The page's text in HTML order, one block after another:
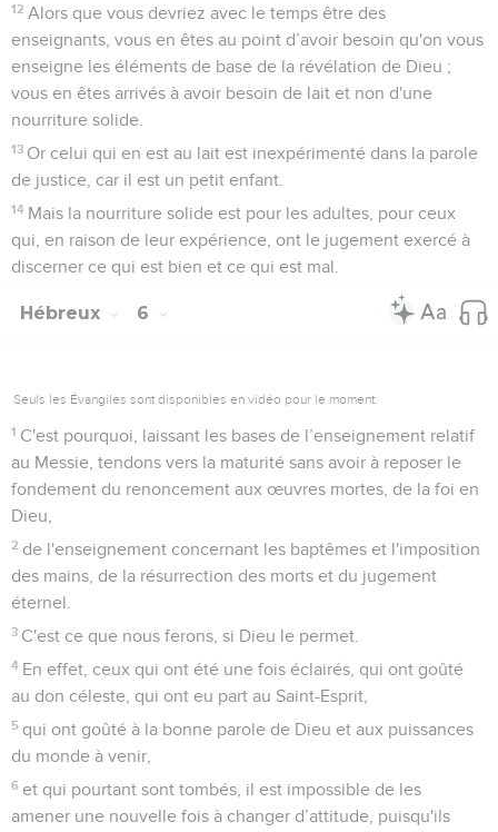
12 Alors que vous devriez avec le temps être des
enseignants, vous en êtes au point d’avoir besoin qu'on vous
enseigne les éléments de base de la révélation de Dieu ;
vous en êtes arrivés à avoir besoin de lait et non d'une
nourriture solide.
13 Or celui qui en est au lait est inexpérimenté dans la parole
de justice, car il est un petit enfant.
14 Mais la nourriture solide est pour les adultes, pour ceux
qui, en raison de leur expérience, ont le jugement exercé à
discerner ce qui est bien et ce qui est mal.
Hébreux 6
Seuls les Évangiles sont disponibles en vidéo pour le moment.
1 C'est pourquoi, laissant les bases de l’enseignement relatif
au Messie, tendons vers la maturité sans avoir à reposer le
fondement du renoncement aux œuvres mortes, de la foi en
Dieu,
2 de l'enseignement concernant les baptêmes et l'imposition
des mains, de la résurrection des morts et du jugement
éternel.
3 C'est ce que nous ferons, si Dieu le permet.
4 En effet, ceux qui ont été une fois éclairés, qui ont goûté
au don céleste, qui ont eu part au Saint-Esprit,
5 qui ont goûté à la bonne parole de Dieu et aux puissances
du monde à venir,
6 et qui pourtant sont tombés, il est impossible de les
amener une nouvelle fois à changer d’attitude, puisqu'ils